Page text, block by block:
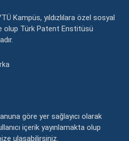
Kampüs, yıldızlılara özel sosyal
olup Türk Patent Enstitüsü
göre yer sağlayıcı olarak
içerik yayınlamakta olup
ulaşabilirsiniz.